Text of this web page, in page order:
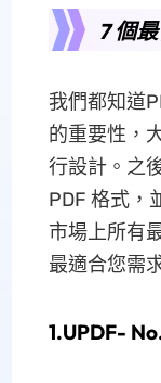
7 個
我們都知道
的重要性，
行設計。之
PDF 格式，
市場上所有
最適合您需
1.UPDF-